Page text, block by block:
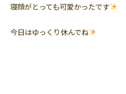
寝顔がとっても可愛かったです
今日はゆっくり休んでね